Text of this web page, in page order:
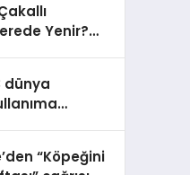
Yenir?
dünya
“Köpeğini